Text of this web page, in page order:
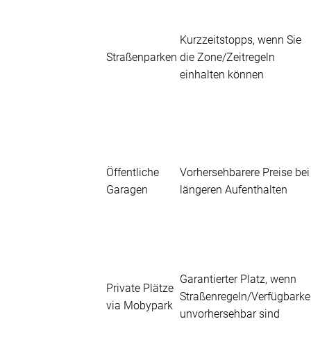
Straßenparken
Kurzzeitstopps, wenn Sie
die Zone/Zeitregeln
einhalten können
Öffentliche
Garagen
Vorhersehbarere Preise bei
längeren Aufenthalten
Private Plätze
via Mobypark
Garantierter Platz, wenn
Straßenregeln/
unvorhersehbar sind